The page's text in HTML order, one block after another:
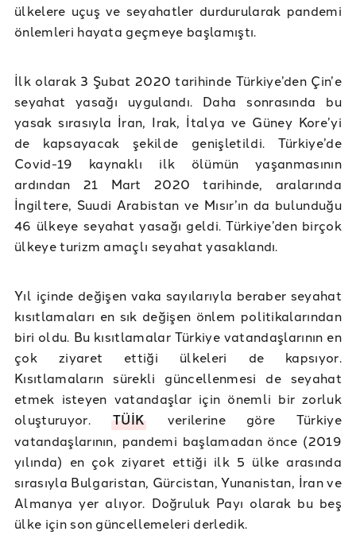
ülkelere uçuş ve seyahatler durdurularak pandemi
önlemleri hayata geçmeye başlamıştı.
İlk olarak 3 Şubat 2020 tarihinde Türkiye’den Çin’e
seyahat yasağı uygulandı. Daha sonrasında bu
yasak sırasıyla İran, Irak, İtalya ve Güney Kore’yi
de kapsayacak şekilde genişletildi. Türkiye’de
Covid-19 kaynaklı ilk ölümün yaşanmasının
ardından 21 Mart 2020 tarihinde, aralarında
İngiltere, Suudi Arabistan ve Mısır’ın da bulunduğu
46 ülkeye seyahat yasağı geldi. Türkiye’den birçok
ülkeye turizm amaçlı seyahat yasaklandı.
Yıl içinde değişen vaka sayılarıyla beraber seyahat
kısıtlamaları en sık değişen önlem politikalarından
biri oldu. Bu kısıtlamalar Türkiye vatandaşlarının en
çok ziyaret ettiği ülkeleri de kapsıyor.
Kısıtlamaların sürekli güncellenmesi de seyahat
etmek isteyen vatandaşlar için önemli bir zorluk
oluşturuyor.TÜİK verilerine göre Türkiye
vatandaşlarının, pandemi başlamadan önce (2019
yılında) en çok ziyaret ettiği ilk 5 ülke arasında
sırasıyla Bulgaristan, Gürcistan, Yunanistan, İran ve
Almanya yer alıyor. Doğruluk Payı olarak bu beş
ülke için son güncellemeleri derledik.